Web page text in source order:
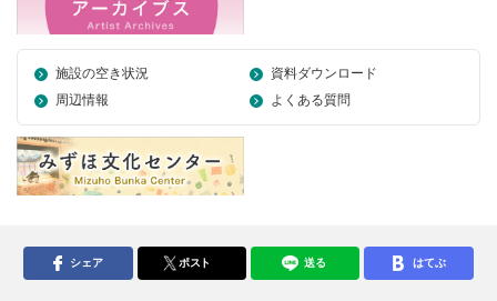
施設の空き状況
資料ダウンロード
周辺情報
よくある質問
シェア ポスト 送る はてぶ